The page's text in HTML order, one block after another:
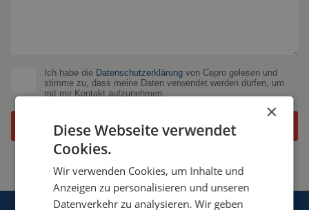
Ich habe die Datenschutzerklärung von Cepro gelesen und
stimme zu, dass meine Daten verwendet werden dürfen, um
mit mir Kontakt aufzunehmen.
×
Diese Webseite verwendet
Cookies.
Wir verwenden Cookies, um Inhalte und
Anzeigen zu personalisieren und unseren
Datenverkehr zu analysieren. Wir geben